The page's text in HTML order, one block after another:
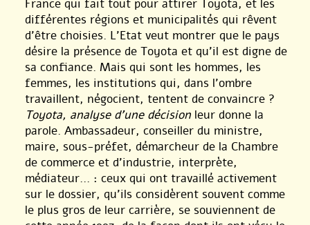
France qui fait tout pour attirer Toyota, et les
différentes régions et municipalités qui rêvent
d’être choisies. L’Etat veut montrer que le pays
désire la présence de Toyota et qu’il est digne de
sa confiance. Mais qui sont les hommes, les
femmes, les institutions qui, dans l’ombre
travaillent, négocient, tentent de convaincre ?
Toyota, analyse d’une décision leur donne la
parole. Ambassadeur, conseiller du ministre,
maire, sous-préfet, démarcheur de la Chambre
de commerce et d’industrie, interprète,
médiateur... : ceux qui ont travaillé activement
sur le dossier, qu’ils considèrent souvent comme
le plus gros de leur carrière, se souviennent de